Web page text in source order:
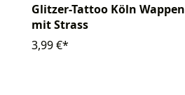
Glitzer-Tattoo Köln Wappen
mit Strass
3,99 €*